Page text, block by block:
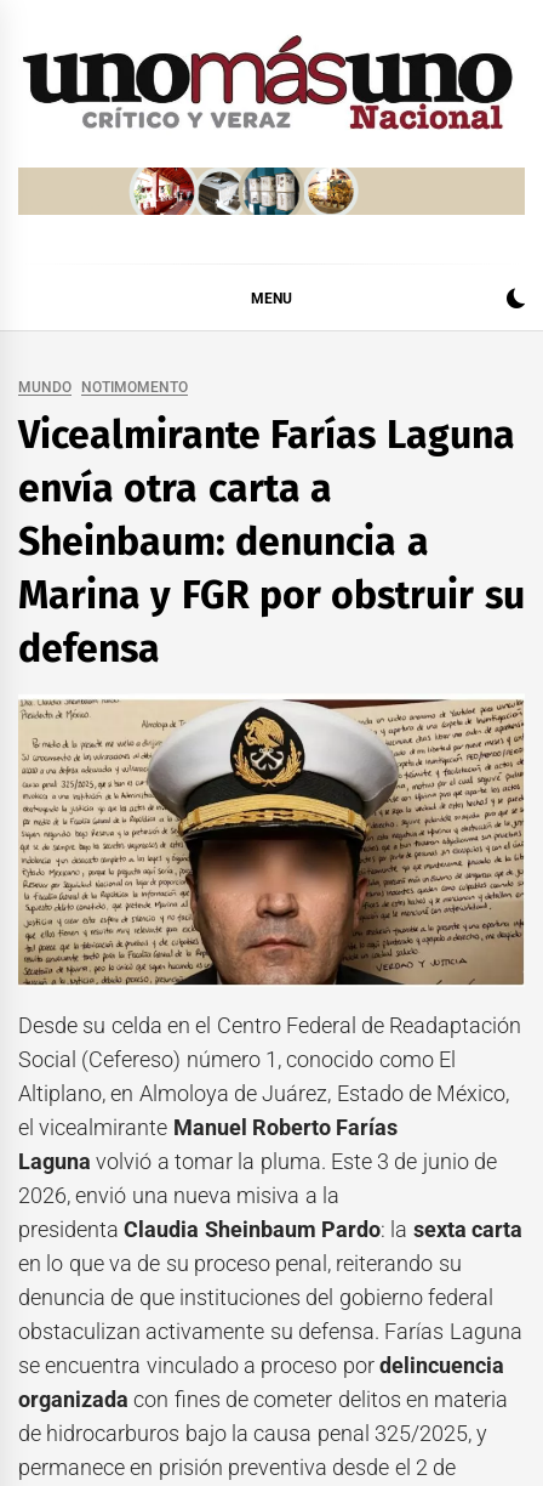
MENU
MUNDO NOTIMOMENTO
Vicealmirante Farías Laguna
envía otra carta a
Sheinbaum: denuncia a
Marina y FGR por obstruir su
defensa
Desde su celda en el Centro Federal de Readaptación
Social (Cefereso) número 1, conocido como El
Altiplano, en Almoloya de Juárez, Estado de México,
el vicealmirante Manuel Roberto Farías
Laguna volvió a tomar la pluma. Este 3 de junio de
2026, envió una nueva misiva a la
presidentaClaudia Sheinbaum Pardo: la sexta carta
en lo que va de su proceso penal, reiterando su
denuncia de que instituciones del gobierno federal
obstaculizan activamente su defensa. Farías Laguna
se encuentra vinculado a proceso pordelincuencia
organizadacon fines de cometer delitos en materia
de hidrocarburos bajo la causa penal 325/2025, y
permanece en prisión preventiva desde el 2 de